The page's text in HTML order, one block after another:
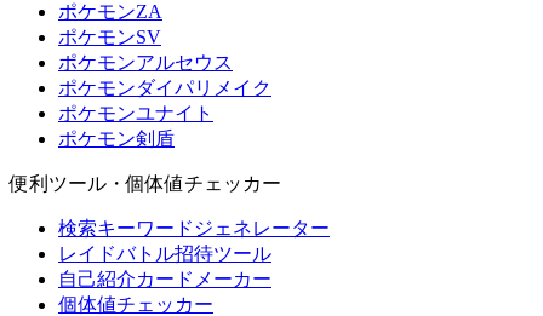
ポケモンZA
ポケモンSV
ポケモンアルセウス
ポケモンダイパリメイク
ポケモンユナイト
ポケモン剣盾
便利ツール・個体値チェッカー
検索キーワードジェネレーター
レイドバトル招待ツール
自己紹介カードメーカー
個体値チェッカー